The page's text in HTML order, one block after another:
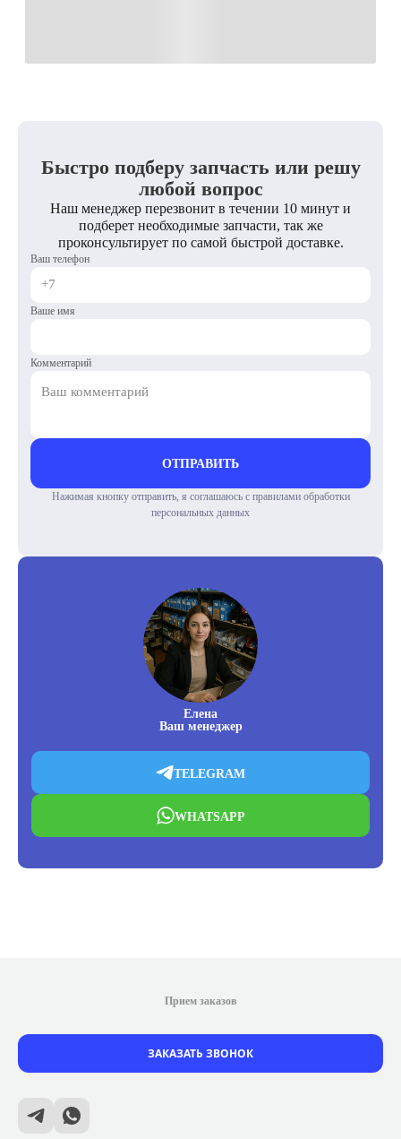
Быстро подберу запчасть или решу
любой вопрос
Наш менеджер перезвонит в течении 10 минут и
подберет необходимые запчасти, так же
проконсультирует по самой быстрой доставке.
Ваш телефон
Ваше имя
Комментарий
ОТПРАВИТЬ
Нажимая кнопку отправить, я соглашаюсь с правилами обработки
персональных данных
Елена
Ваш менеджер
TELEGRAM
WHATSAPP
Прием заказов
ЗАКАЗАТЬ ЗВОНОК